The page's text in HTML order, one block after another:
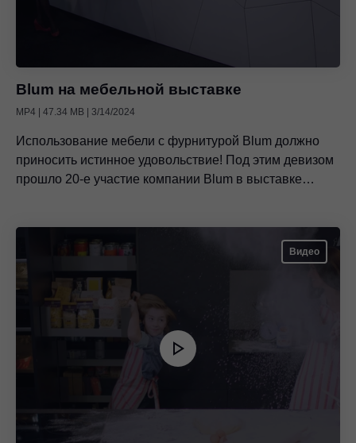
Blum на мебельной выставке
MP4 | 47.34 MB | 3/14/2024
Использование мебели с фурнитурой Blum должно
приносить истинное удовольствие! Под этим девизом
прошло 20-е участие компании Blum в выставке
посмотреть все изделия в действии. На стенде
представлены новинки: программа для сборщиков
мебели EASY ASSEMBLY, петля CLIP top BLUMOTION
в цвете черный оникс, технология TIP-ON
BLUMOTION для ящика TANDEMBOX, все технологии
для создания мебели без ручек.
Видео